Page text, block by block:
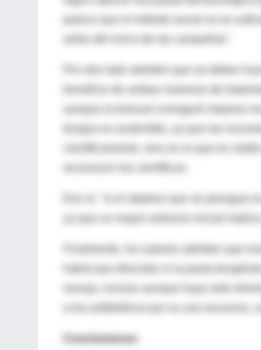
parece que el método anual no es
Por otro lado admiten que se deben
beneficio de ambas maneras de
aunque la bianual consiguió mejores
terapia es sostenible, ya que las
Eso sí, "si el objetivo que se persigue
ya que un mayor esfuerzo inicial
Finalmente, los autores admiten que
habrá que dilucidar si la pauta
resurja, incluso aunque haya sido
Conclusiones